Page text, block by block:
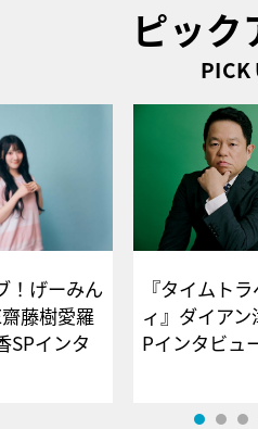
ピック
PICK
！げーみん
藤樹愛羅
SPインタ
『タイムト
ィ』ダイア
Pインタ